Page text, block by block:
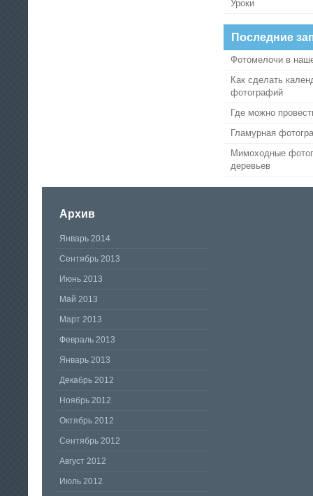
Уроки
Последние
Фотомелочи в
Как сделать
фотографий
Где можно
Гламурная
Мимоходные
деревьев
Архив
Январь 2014
Сентябрь 2013
Июнь 2013
Май 2013
Март 2013
Февраль 2013
Январь 2013
Декабрь 2012
Ноябрь 2012
Октябрь 2012
Сентябрь 2012
Август 2012
Июль 2012